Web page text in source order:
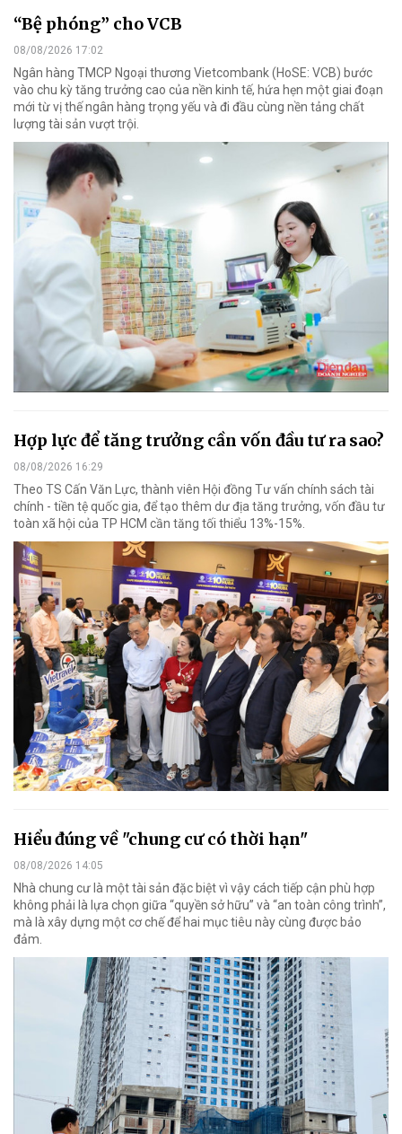
“Bệ phóng” cho VCB
08/08/2026 17:02
Ngân hàng TMCP Ngoại thương Vietcombank (HoSE: VCB) bước
vào chu kỳ tăng trưởng cao của nền kinh tế, hứa hẹn một giai đoạn
mới từ vị thế ngân hàng trọng yếu và đi đầu cùng nền tảng chất
lượng tài sản vượt trội.
Hợp lực để tăng trưởng cần vốn đầu tư ra sao?
08/08/2026 16:29
Theo TS Cấn Văn Lực, thành viên Hội đồng Tư vấn chính sách tài
chính - tiền tệ quốc gia, để tạo thêm dư địa tăng trưởng, vốn đầu tư
toàn xã hội của TP HCM cần tăng tối thiểu 13%-15%.
Hiểu đúng về "chung cư có thời hạn"
08/08/2026 14:05
Nhà chung cư là một tài sản đặc biệt vì vậy cách tiếp cận phù hợp
không phải là lựa chọn giữa “quyền sở hữu” và “an toàn công trình”,
mà là xây dựng một cơ chế để hai mục tiêu này cùng được bảo
đảm.